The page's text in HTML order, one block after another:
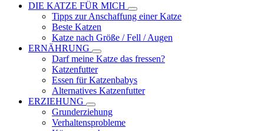
DIE KATZE FÜR MICH
Tipps zur Anschaffung einer Katze
Beste Katzen
Katze nach Größe / Fell / Augen
ERNÄHRUNG
Darf meine Katze das fressen?
Katzenfutter
Essen für Katzenbabys
Alternatives Katzenfutter
ERZIEHUNG
Grunderziehung
Verhaltensprobleme